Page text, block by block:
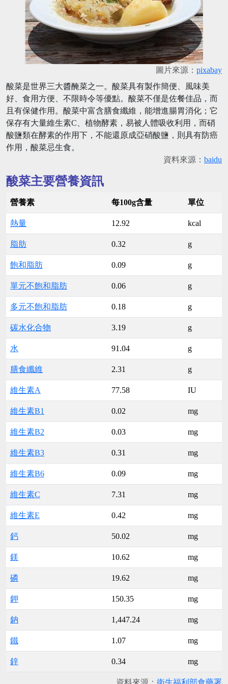
圖片來源： pixabay
酸菜是世界三大醬醃菜之一。酸菜具有製作簡便、風味美
好、食用方便、不限時令等優點。酸菜不僅是佐餐佳品，而
且有保健作用。酸菜中富含膳食纖維，能增進腸胃消化；它
保存有大量維生素C、植物酵素，易被人體吸收利用，而硝
酸鹽類在酵素的作用下，不能還原成亞硝酸鹽，則具有防癌
作用，酸菜忌生食。
資料來源： baidu
酸菜主要營養資訊
營養素 每100g含量 單位
熱量 12.92 kcal
脂肪 0.32 g
飽和脂肪 0.09 g
單元不飽和脂肪 0.06 g
多元不飽和脂肪 0.18 g
碳水化合物 3.19 g
水 91.04 g
膳食纖維 2.31 g
維生素A 77.58 IU
維生素B1 0.02 mg
維生素B2 0.03 mg
維生素B3 0.31 mg
維生素B6 0.09 mg
維生素C 7.31 mg
維生素E 0.42 mg
鈣 50.02 mg
鎂 10.62 mg
磷 19.62 mg
鉀 150.35 mg
鈉 1,447.24 mg
鐵 1.07 mg
鋅 0.34 mg
資料來源： 衛生福利部食藥署